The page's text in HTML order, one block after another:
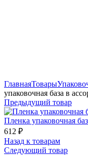
ГлавнаяТовары
упаковочная база в
Предыдущий товар
Пленка упаковочная
612 ₽
Назад к товарам
Следующий товар